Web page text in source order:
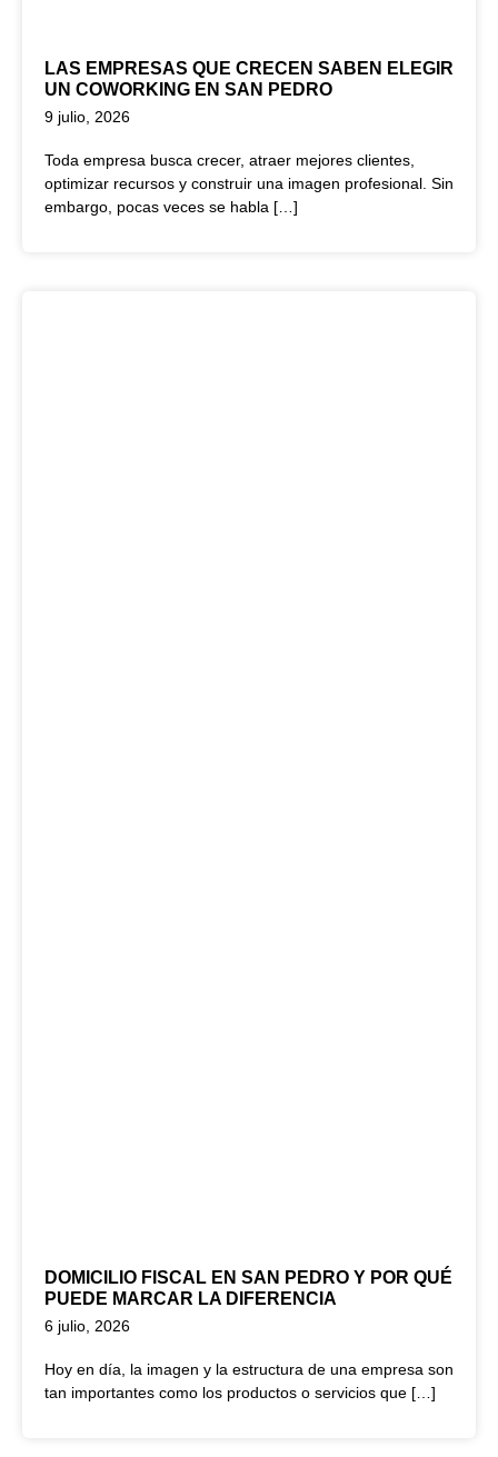
LAS EMPRESAS QUE CRECEN SABEN ELEGIR
UN COWORKING EN SAN PEDRO
9 julio, 2026
Toda empresa busca crecer, atraer mejores clientes,
optimizar recursos y construir una imagen profesional. Sin
embargo, pocas veces se habla […]
DOMICILIO FISCAL EN SAN PEDRO Y POR QUÉ
PUEDE MARCAR LA DIFERENCIA
6 julio, 2026
Hoy en día, la imagen y la estructura de una empresa son
tan importantes como los productos o servicios que […]